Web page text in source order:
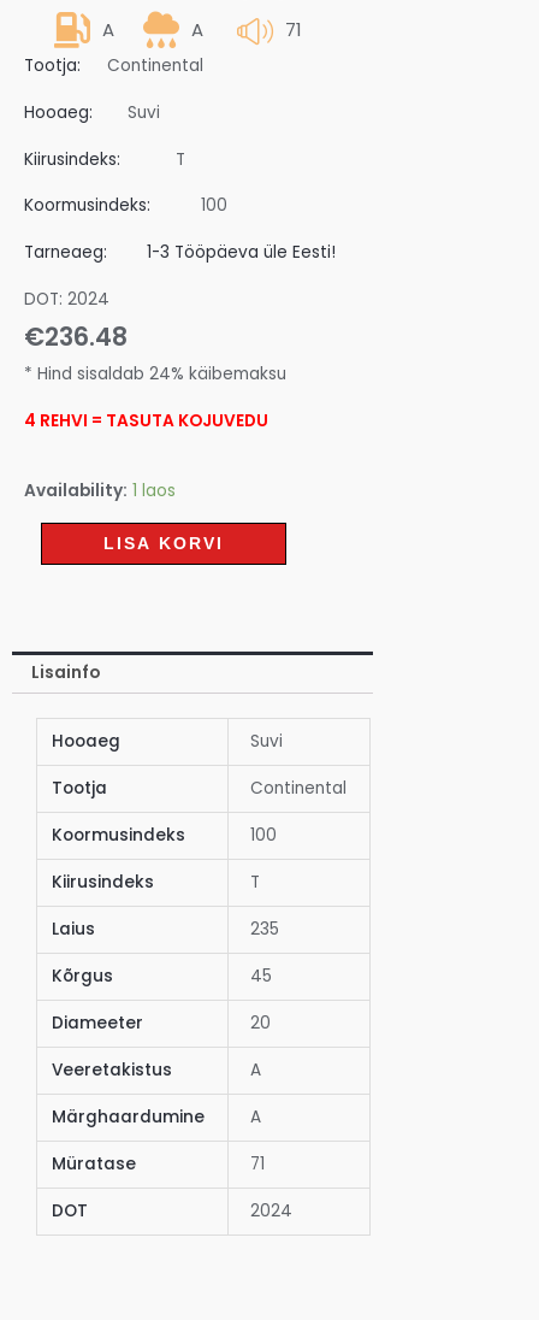
A A 71
Tootja: Continental
Hooaeg: Suvi
Kiirusindeks: T
Koormusindeks: 100
Tarneaeg: 1-3 Tööpäeva üle Eesti!
DOT: 2024
€236.48
* Hind sisaldab 24% käibemaksu
4 REHVI = TASUTA KOJUVEDU
Availability: 1 laos
LISA KORVI
Lisainfo
Hooaeg Suvi
Tootja Continental
Koormusindeks 100
Kiirusindeks T
Laius 235
Kõrgus 45
Diameeter 20
Veeretakistus A
Märghaardumine A
Müratase 71
DOT 2024